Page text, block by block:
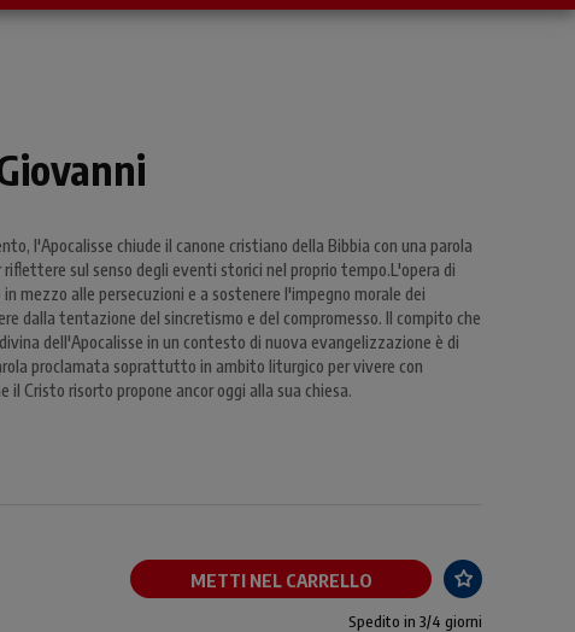
l'Apocalisse chiude il canone cristiano della Bibbia con una parola
sul senso degli eventi storici nel proprio tempo.L'opera di
mezzo alle persecuzioni e a sostenere l'impegno morale dei
dalla tentazione del sincretismo e del compromesso. Il compito che
dell'Apocalisse in un contesto di nuova evangelizzazione è di
proclamata soprattutto in ambito liturgico per vivere con
il Cristo risorto propone ancor oggi alla sua chiesa.
METTI NEL CARRELLO
Spedito in 3/4 giorni